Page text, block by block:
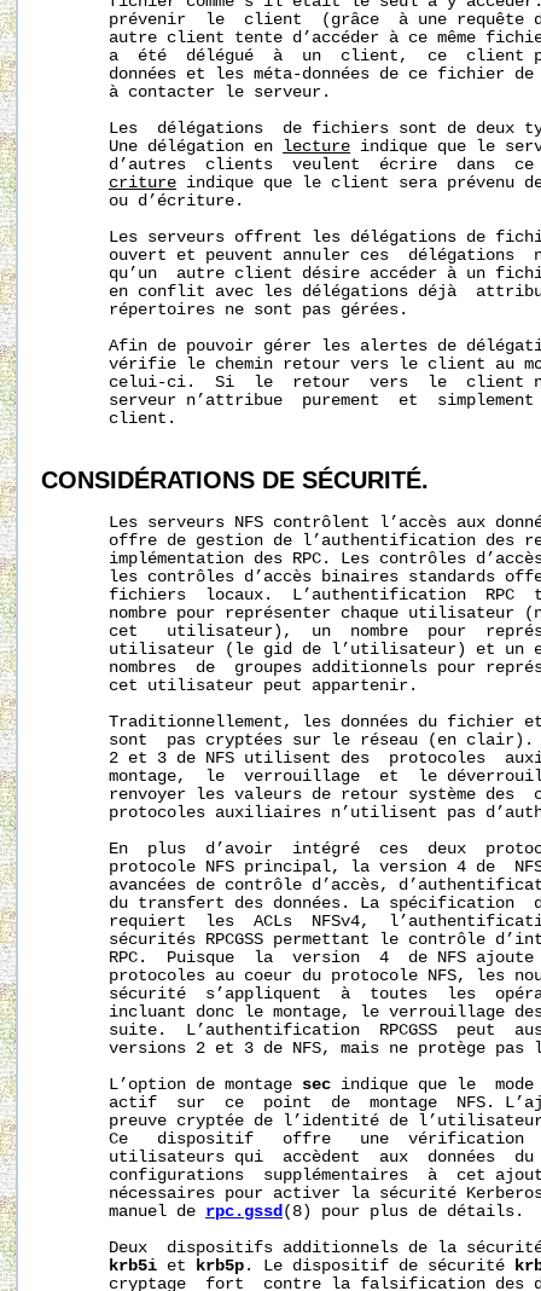
prévenir  le  client  (grâce  à une requête
autre client tente d’accéder à ce même
a  été  délégué  à  un  client,  ce  client
données et les méta-données de ce fichier
       à contacter le serveur.
Les  délégations  de fichiers sont de deux
       Une délégation en
lecture indique que le
d’autres  clients  veulent  écrire  dans
criture indique que le client sera prévenu
       ou d’écriture.
Les serveurs offrent les délégations de
ouvert et peuvent annuler ces  délégations
qu’un  autre client désire accéder à un
en conflit avec les délégations déjà
       répertoires ne sont pas gérées.
Afin de pouvoir gérer les alertes de
vérifie le chemin retour vers le client au
celui-ci.  Si  le  retour  vers  le  client
serveur n’attribue  purement  et
       client.
CONSIDÉRATIONS DE SÉCURITÉ.
Les serveurs NFS contrôlent l’accès aux
offre de gestion de l’authentification des
implémentation des RPC. Les contrôles
les contrôles d’accès binaires standards
fichiers  locaux.  L’authentification  RPC
nombre pour représenter chaque utilisateur
cet   utilisateur),  un  nombre  pour
utilisateur (le gid de l’utilisateur) et un
nombres  de  groupes additionnels pour
       cet utilisateur peut appartenir.
Traditionnellement, les données du fichier
sont  pas cryptées sur le réseau (en
2 et 3 de NFS utilisent des  protocoles
montage,  le  verrouillage  et  le
renvoyer les valeurs de retour système des
protocoles auxiliaires n’utilisent pas
En  plus  d’avoir  intégré  ces  deux
protocole NFS principal, la version 4 de
avancées de contrôle d’accès,
du transfert des données. La spécification
requiert  les  ACLs  NFSv4,
sécurités RPCGSS permettant le contrôle
RPC.  Puisque  la  version  4  de NFS
protocoles au coeur du protocole NFS, les
sécurité  s’appliquent  à  toutes  les
incluant donc le montage, le verrouillage
suite.  L’authentification  RPCGSS  peut
versions 2 et 3 de NFS, mais ne protège pas
       L’option de montage
sec indique que le
actif  sur  ce  point  de  montage  NFS.
preuve cryptée de l’identité de
Ce   dispositif   offre   une  vérification
utilisateurs qui  accèdent  aux  données
configurations  supplémentaires  à  cet
nécessaires pour activer la sécurité
       manuel de
rpc.gssd(8) pour plus de détails.
Deux  dispositifs additionnels de la
krb5i et krb5p . Le dispositif de sécurité
cryptage  fort  contre la falsification des